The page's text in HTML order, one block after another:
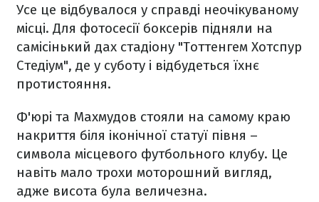
Усе це відбувалося у справді неочікуваному
місці. Для фотосесії боксерів підняли на
самісінький дах стадіону "Тоттенгем Хотспур
Стедіум", де у суботу і відбудеться їхнє
протистояння.
Ф'юрі та Махмудов стояли на самому краю
накриття біля іконічної статуї півня –
символа місцевого футбольного клубу. Це
навіть мало трохи моторошний вигляд,
адже висота була величезна.